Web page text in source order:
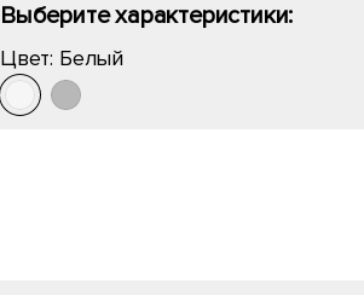
Выберите характеристики:
Цвет: Белый